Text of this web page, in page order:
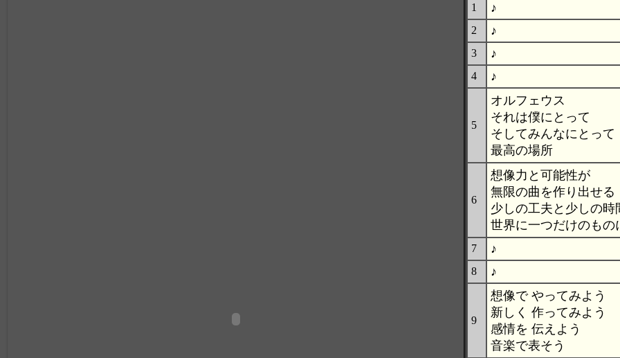
1
♪
2 ♪
3 ♪
4 ♪
5
オルフェウス
それは僕にとって
そしてみんなにとって
最高の場所
6
想像力と可能性が
無限の曲を作り出せる
少しの工夫と少しの時
世界に一つだけのもの
7 ♪
8 ♪
9
想像で やってみよう
新しく 作ってみよう
感情を 伝えよう
音楽で表そう